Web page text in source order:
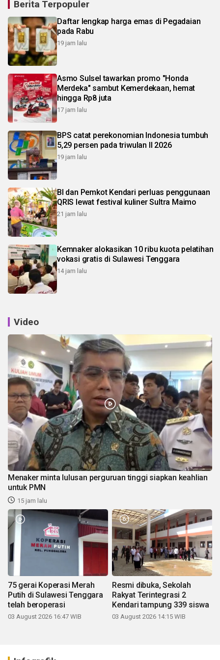
Berita Terpopuler
Daftar lengkap harga emas di Pegadaian
pada Rabu
19 jam lalu
Asmo Sulsel tawarkan promo "Honda
Merdeka" sambut Kemerdekaan, hemat
hingga Rp8 juta
17 jam lalu
BPS catat perekonomian Indonesia tumbuh
5,29 persen pada triwulan II 2026
19 jam lalu
BI dan Pemkot Kendari perluas penggunaan
QRIS lewat festival kuliner Sultra Maimo
21 jam lalu
Kemnaker alokasikan 10 ribu kuota pelatihan
vokasi gratis di Sulawesi Tenggara
14 jam lalu
Video
Menaker minta lulusan perguruan tinggi siapkan keahlian
untuk PMN
15 jam lalu
75 gerai Koperasi Merah
Putih di Sulawesi Tenggara
telah beroperasi
03 August 2026 16:47 WIB
Resmi dibuka, Sekolah
Rakyat Terintegrasi 2
Kendari tampung 339 siswa
03 August 2026 14:15 WIB